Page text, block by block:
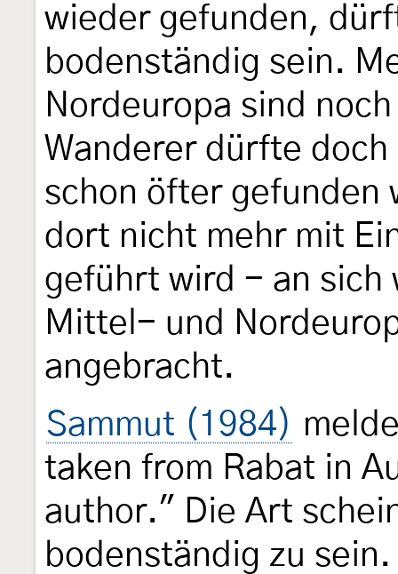
wieder gefunden,
bodenständig sein.
Nordeuropa sind
Wanderer dürfte
schon öfter gefunden
dort nicht mehr mit
geführt wird - an sich
Mittel- und
angebracht.
Sammut (1984)
taken from Rabat in
author." Die Art
bodenständig zu sein.